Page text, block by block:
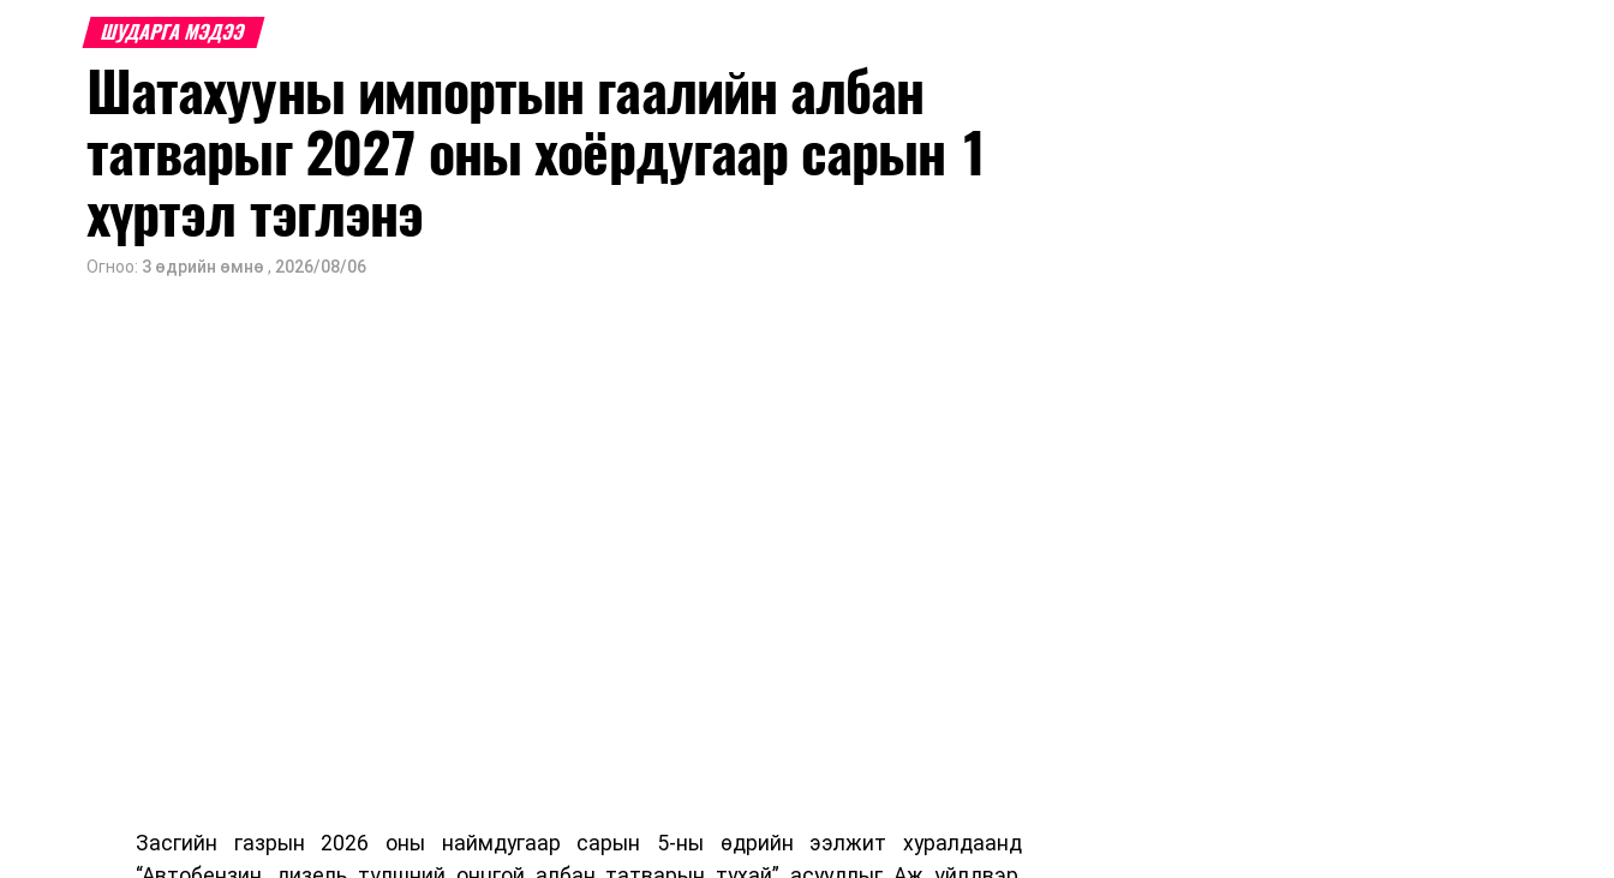
Шатахууны нөөцийг нэмэгдүүлэх, нийлүүлэлтийг тогтворжуулах хүрээнд бусад эх
үүсвэрийг нэмэгдүүлэх чиглэлд анхаарч байна. Замын-Үүд боомтоор 2000 тонн дизель
түлш орж ирсэн бөгөөд шилжүүлэн ачих ажиллагаа хийгдэж байна" гэлээ
үйлдвэр, эрдэс баялгийн яамнаас мэдээллээ.
ШУДАРГА МЭДЭЭ
Шатахууны импортын гаалийн албан
татварыг 2027 оны хоёрдугаар сарын 1
хүртэл тэглэнэ
Огноо: 3 өдрийн өмнө , 2026/08/06
Засгийн газрын 2026 оны наймдугаар сарын 5-ны өдрийн ээлжит хуралдаанд